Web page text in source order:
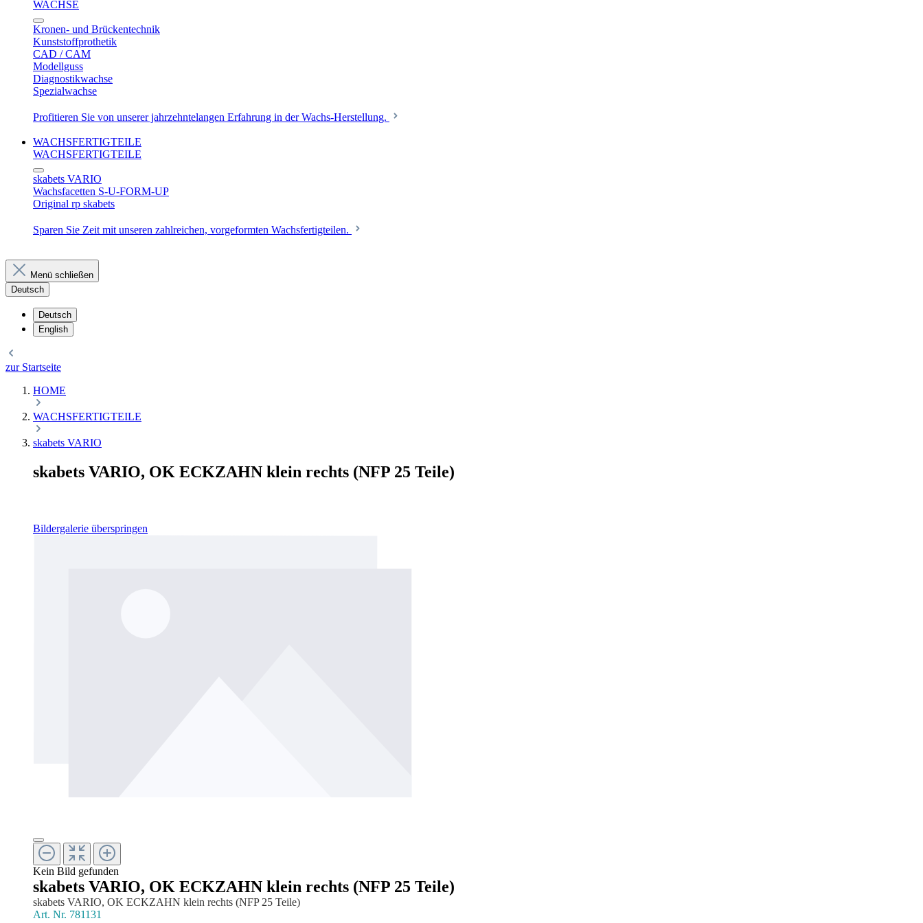
WACHSE
Kronen- und Brückentechnik
Kunststoffprothetik
CAD / CAM
Modellguss
Diagnostikwachse
Spezialwachse
Profitieren Sie von unserer jahrzehntelangen Erfahrung in der Wachs-Herstellung.
WACHSFERTIGTEILE
WACHSFERTIGTEILE
skabets VARIO
Wachsfacetten S-U-FORM-UP
Original rp skabets
Sparen Sie Zeit mit unseren zahlreichen, vorgeformten Wachsfertigteilen.
Menü schließen
Deutsch
Deutsch
English
zur Startseite
HOME
WACHSFERTIGTEILE
skabets VARIO
skabets VARIO, OK ECKZAHN klein rechts (NFP 25 Teile)
Bildergalerie überspringen
Kein Bild gefunden
skabets VARIO, OK ECKZAHN klein rechts (NFP 25 Teile)
skabets VARIO, OK ECKZAHN klein rechts (NFP 25 Teile)
Art. Nr. 781131